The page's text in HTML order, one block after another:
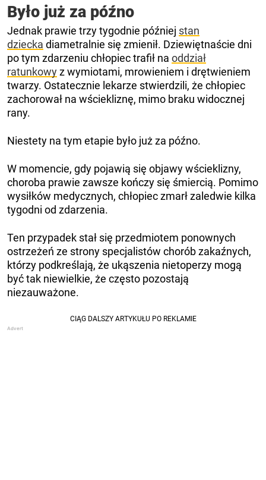
Było już za późno
Jednak prawie trzy tygodnie później stan
dziecka diametralnie się zmienił. Dziewiętnaście dni
po tym zdarzeniu chłopiec trafił na oddział
ratunkowyz wymiotami, mrowieniem i drętwieniem
twarzy. Ostatecznie lekarze stwierdzili, że chłopiec
zachorował na wściekliznę, mimo braku widocznej
rany.
Niestety na tym etapie było już za późno.
W momencie, gdy pojawią się objawy wścieklizny,
choroba prawie zawsze kończy się śmiercią. Pomimo
wysiłków medycznych, chłopiec zmarł zaledwie kilka
tygodni od zdarzenia.
Ten przypadek stał się przedmiotem ponownych
ostrzeżeń ze strony specjalistów chorób zakaźnych,
którzy podkreślają, że ukąszenia nietoperzy mogą
być tak niewielkie, że często pozostają
niezauważone.